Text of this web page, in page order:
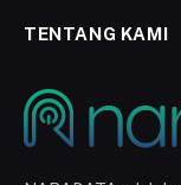
TENTANG KAMI